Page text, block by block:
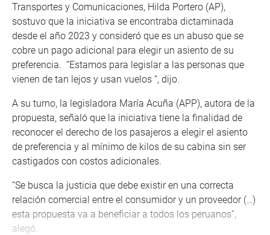
Transportes y Comunicaciones, Hilda Portero (AP),
sostuvo que la iniciativa se encontraba dictaminada
desde el año 2023 y consideró que es un abuso que se
cobre un pago adicional para elegir un asiento de su
preferencia. “Estamos para legislar a las personas que
vienen de tan lejos y usan vuelos “, dijo.
A su turno, la legisladora María Acuña (APP), autora de la
propuesta, señaló que la iniciativa tiene la finalidad de
reconocer el derecho de los pasajeros a elegir el asiento
de preferencia y al mínimo de kilos de su cabina sin ser
castigados con costos adicionales.
“Se busca la justicia que debe existir en una correcta
relación comercial entre el consumidor y un proveedor (…)
esta propuesta va a beneficiar a todos los peruanos”,
alegó.